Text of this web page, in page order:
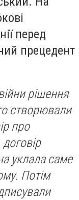
перед
прецедент
рішення
створювали
про
уклала саме
Потім